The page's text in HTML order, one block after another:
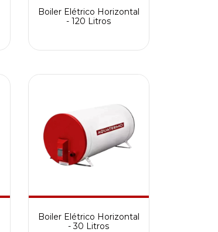
Boiler Elétrico Horizontal
- 120 Litros
Boiler Elétrico Horizontal
- 30 Litros